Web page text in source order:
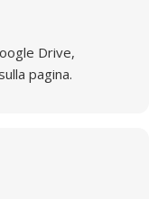
Drive,
pagina.